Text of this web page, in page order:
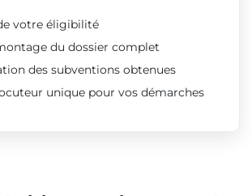
votre éligibilité
du dossier complet
des subventions obtenues
unique pour vos démarches